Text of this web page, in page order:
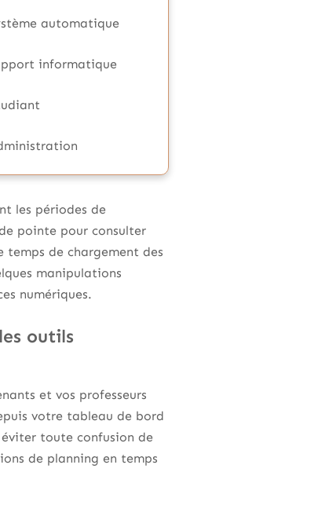
automatique
informatique
les périodes de
pointe pour consulter
temps de chargement des
manipulations
numériques.
outils
et vos professeurs
votre tableau de bord
éviter toute confusion de
de planning en temps